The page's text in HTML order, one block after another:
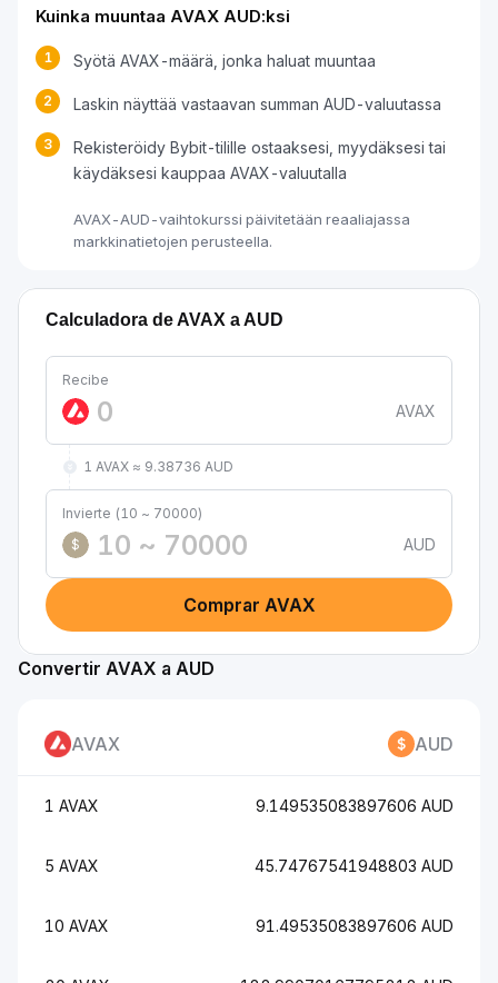
Kuinka muuntaa AVAX AUD:ksi
1 Syötä AVAX-määrä, jonka haluat muuntaa
2 Laskin näyttää vastaavan summan AUD-valuutassa
3
Rekisteröidy Bybit-tilille ostaaksesi, myydäksesi tai
käydäksesi kauppaa AVAX-valuutalla
AVAX-AUD-vaihtokurssi päivitetään reaaliajassa
markkinatietojen perusteella.
Calculadora de AVAX a AUD
Recibe
AVAX
1 AVAX ≈ 9.38736 AUD
Invierte (10 ~ 70000)
$
AUD
Comprar AVAX
Convertir AVAX a AUD
AVAX AUD
1 AVAX 9.149535083897606 AUD
5 AVAX 45.74767541948803 AUD
10 AVAX 91.49535083897606 AUD